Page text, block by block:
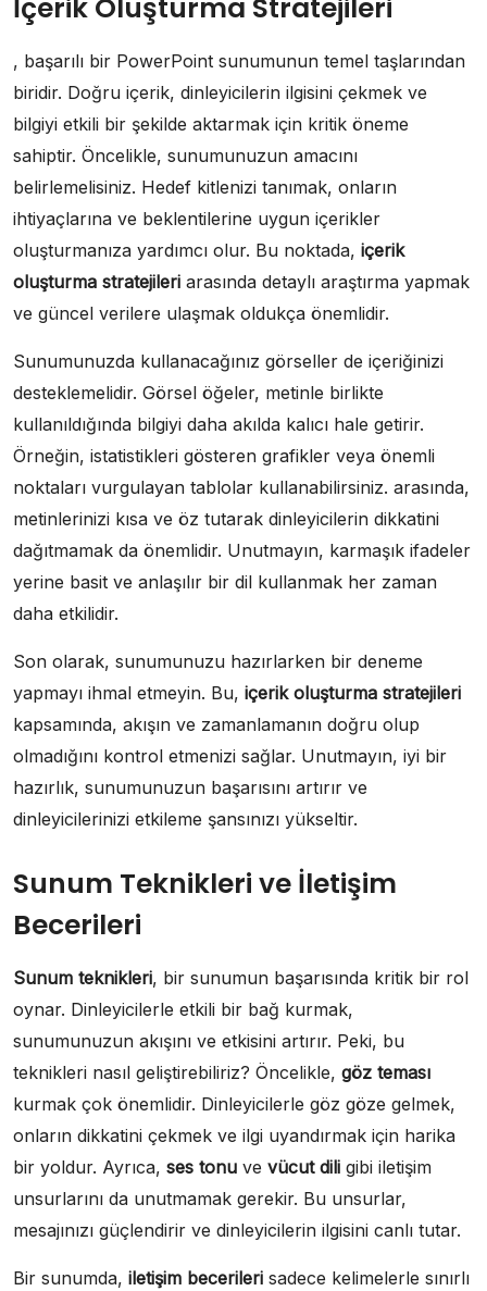
İçerik Oluşturma Stratejileri
, başarılı bir PowerPoint sunumunun temel taşlarından
biridir. Doğru içerik, dinleyicilerin ilgisini çekmek ve
bilgiyi etkili bir şekilde aktarmak için kritik öneme
sahiptir. Öncelikle, sunumunuzun amacını
belirlemelisiniz. Hedef kitlenizi tanımak, onların
ihtiyaçlarına ve beklentilerine uygun içerikler
oluşturmanıza yardımcı olur. Bu noktada, içerik
oluşturma stratejileri arasında detaylı araştırma yapmak
ve güncel verilere ulaşmak oldukça önemlidir.
Sunumunuzda kullanacağınız görseller de içeriğinizi
desteklemelidir. Görsel öğeler, metinle birlikte
kullanıldığında bilgiyi daha akılda kalıcı hale getirir.
Örneğin, istatistikleri gösteren grafikler veya önemli
noktaları vurgulayan tablolar kullanabilirsiniz. arasında,
metinlerinizi kısa ve öz tutarak dinleyicilerin dikkatini
dağıtmamak da önemlidir. Unutmayın, karmaşık ifadeler
yerine basit ve anlaşılır bir dil kullanmak her zaman
daha etkilidir.
Son olarak, sunumunuzu hazırlarken bir deneme
yapmayı ihmal etmeyin. Bu, içerik oluşturma stratejileri
kapsamında, akışın ve zamanlamanın doğru olup
olmadığını kontrol etmenizi sağlar. Unutmayın, iyi bir
hazırlık, sunumunuzun başarısını artırır ve
dinleyicilerinizi etkileme şansınızı yükseltir.
Sunum Teknikleri ve İletişim
Becerileri
Sunum teknikleri, bir sunumun başarısında kritik bir rol
oynar. Dinleyicilerle etkili bir bağ kurmak,
sunumunuzun akışını ve etkisini artırır. Peki, bu
teknikleri nasıl geliştirebiliriz? Öncelikle, göz teması
kurmak çok önemlidir. Dinleyicilerle göz göze gelmek,
onların dikkatini çekmek ve ilgi uyandırmak için harika
bir yoldur. Ayrıca, ses tonu ve vücut dili gibi iletişim
unsurlarını da unutmamak gerekir. Bu unsurlar,
mesajınızı güçlendirir ve dinleyicilerin ilgisini canlı tutar.
Bir sunumda, iletişim becerileri sadece kelimelerle sınırlı